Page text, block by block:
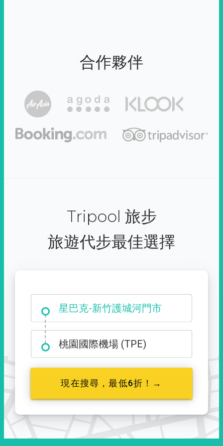
合作夥伴
Tripool 旅步
旅遊代步最佳選擇
星巴克-新竹護城河門市
大霸尖山登山口
桃園國際機場 (TPE)
現在搜尋，最低6折！→